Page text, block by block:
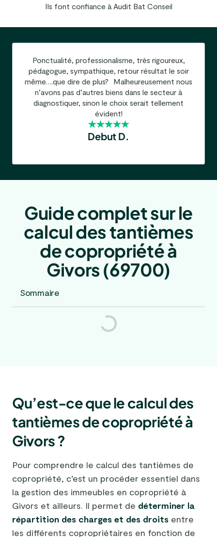
Ils font confiance à Audit Bat Conseil
Ponctualité, professionalisme, très rigoureux,
pédagogue, sympathique, retour résultat le soir
même….que dire de plus? Malheureusement nous
n’avons pas d’autres biens dans le secteur à
diagnostiquer, sinon le choix serait tellement
évident!
Debut D.
Guide complet sur le
calcul des tantièmes
de copropriété à
Givors (69700)
Sommaire
Qu’est-ce que le calcul des
tantièmes de copropriété à
Givors ?
Pour comprendre le calcul des tantièmes de
copropriété, c’est un procéder essentiel dans
la gestion des immeubles en copropriété à
Givors et ailleurs. Il permet de déterminer la
répartition des charges et des droits entre
les différents copropriétaires en fonction de